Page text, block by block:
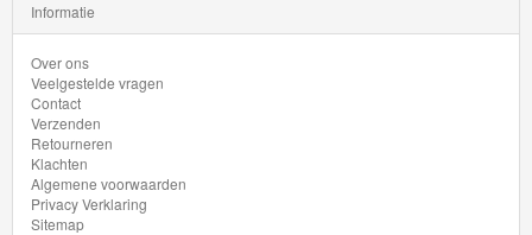
Informatie
Over ons
Veelgestelde vragen
Contact
Verzenden
Retourneren
Klachten
Algemene voorwaarden
Privacy Verklaring
Sitemap